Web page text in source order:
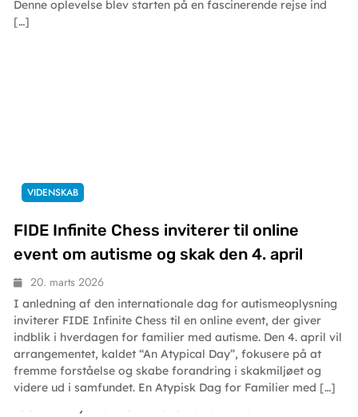
Denne oplevelse blev starten på en fascinerende rejse ind
[…]
VIDENSKAB
FIDE Infinite Chess inviterer til online
event om autisme og skak den 4. april
20. marts 2026
I anledning af den internationale dag for autismeoplysning
inviterer FIDE Infinite Chess til en online event, der giver
indblik i hverdagen for familier med autisme. Den 4. april vil
arrangementet, kaldet “An Atypical Day”, fokusere på at
fremme forståelse og skabe forandring i skakmiljøet og
videre ud i samfundet. En Atypisk Dag for Familier med […]